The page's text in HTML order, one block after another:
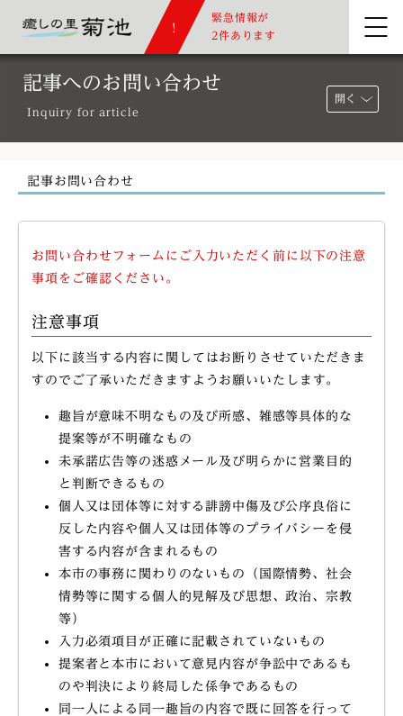
緊急情報が
2件あります
記事へのお問い合わせ
Inquiry for article
開く
記事お問い合わせ
お問い合わせフォームにご入力いただく前に以下の注意
事項をご確認ください。
注意事項
以下に該当する内容に関してはお断りさせていただきま
すのでご了承いただきますようお願いいたします。
趣旨が意味不明なもの及び所感、雑感等具体的な
提案等が不明確なもの
未承諾広告等の迷惑メール及び明らかに営業目的
と判断できるもの
個人又は団体等に対する誹謗中傷及び公序良俗に
反した内容や個人又は団体等のプライバシーを侵
害する内容が含まれるもの
本市の事務に関わりのないもの（国際情勢、社会
情勢等に関する個人的見解及び思想、政治、宗教
等）
入力必須項目が正確に記載されていないもの
提案者と本市において意見内容が争訟中であるも
のや判決により終局した係争であるもの
同一人による同一趣旨の内容で既に回答を行って